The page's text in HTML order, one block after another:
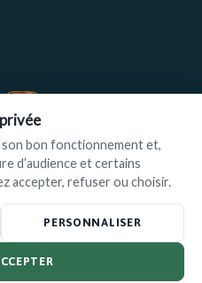
&
bon fonctionnement et,
d’audience et certains
accepter, refuser ou choisir.
PERSONNALISER